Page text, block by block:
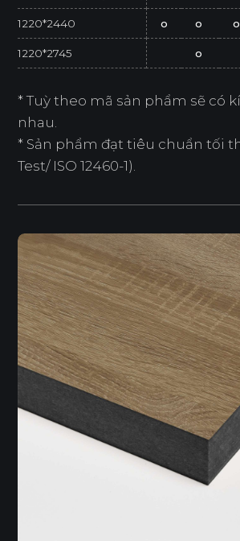
1220*2440 o o o
1220*2745 o
* Tuỳ theo mã sản phẩm sẽ có
nhau.
* Sản phẩm đạt tiêu chuẩn tối
Test/ ISO 12460-1).